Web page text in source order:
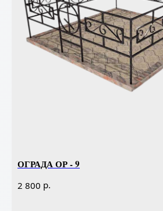
ОГРАДА ОР - 9
2 800 р.